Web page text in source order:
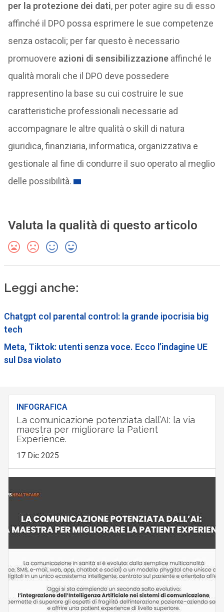
per la protezione dei dati, per poter agire su di esso
affinché il DPO possa esprimere le sue competenze
senza ostacoli; per far questo è necessario
promuovere azioni di sensibilizzazioneaffinché le
qualità morali che il DPO deve possedere
rappresentino la base su cui costruire le sue
caratteristiche professionali necessarie ad
accompagnare le altre qualità o skill di natura
giuridica, finanziaria, informatica, organizzativa e
gestionale al fine di condurre il suo operato al meglio
delle possibilità.
Valuta la qualità di questo articolo
Leggi anche:
Chatgpt col parental control: la grande ipocrisia big
tech
Meta, Tiktok: utenti senza voce. Ecco l’indagine UE
sul Dsa violato
INFOGRAFICA
La comunicazione potenziata dall’AI: la via
maestra per migliorare la Patient
Experience.
17 Dic 2025